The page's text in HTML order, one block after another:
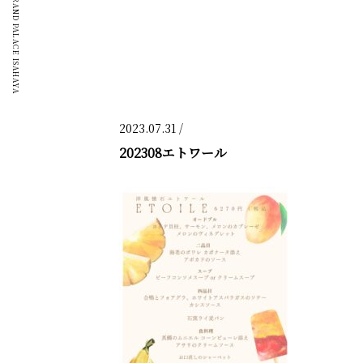
GRAND PALACE ISAHAYA
2023.07.31 /
202308エトワール